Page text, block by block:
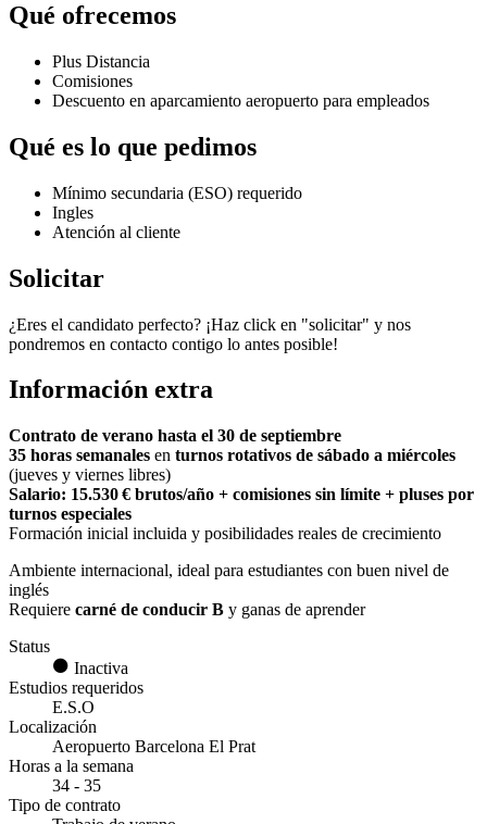
Qué ofrecemos
Plus Distancia
Comisiones
Descuento en aparcamiento aeropuerto para empleados
Qué es lo que pedimos
Mínimo secundaria (ESO) requerido
Ingles
Atención al cliente
Solicitar
¿Eres el candidato perfecto? ¡Haz click en "solicitar" y nos
pondremos en contacto contigo lo antes posible!
Información extra
Contrato de verano hasta el 30 de septiembre
35 horas semanales en turnos rotativos de sábado a miércoles
(jueves y viernes libres)
Salario: 15.530 € brutos/año + comisiones sin límite + pluses por
turnos especiales
Formación inicial incluida y posibilidades reales de crecimiento
Ambiente internacional, ideal para estudiantes con buen nivel de
inglés
Requiere carné de conducir B y ganas de aprender
Status
Inactiva
Estudios requeridos
E.S.O
Localización
Aeropuerto Barcelona El Prat
Horas a la semana
34 - 35
Tipo de contrato